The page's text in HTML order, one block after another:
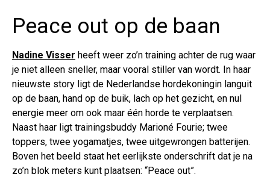
Peace out op de baan
Nadine Visser heeft weer zo’n training achter de rug waar
je niet alleen sneller, maar vooral stiller van wordt. In haar
nieuwste story ligt de Nederlandse hordekoningin languit
op de baan, hand op de buik, lach op het gezicht, en nul
energie meer om ook maar één horde te verplaatsen.
Naast haar ligt trainingsbuddy Marioné Fourie; twee
toppers, twee yogamatjes, twee uitgewrongen batterijen.
Boven het beeld staat het eerlijkste onderschrift dat je na
zo’n blok meters kunt plaatsen: “Peace out”.